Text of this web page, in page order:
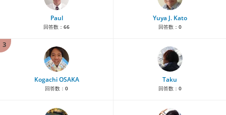
Paul
回答数： 66
Yuya J. Kato
回答数： 0
3
Kogachi OSAKA
回答数： 0
Taku
回答数： 0